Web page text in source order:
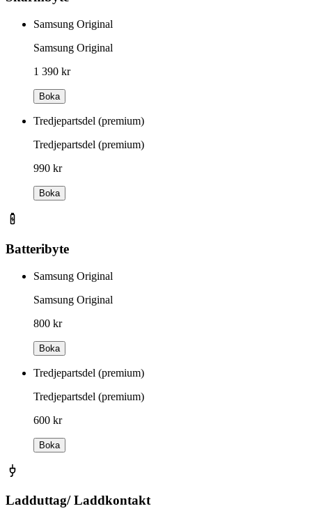
Samsung Original
Samsung Original
1 390 kr
Boka
Tredjepartsdel (premium)
Tredjepartsdel (premium)
990 kr
Boka
Batteribyte
Samsung Original
Samsung Original
800 kr
Boka
Tredjepartsdel (premium)
Tredjepartsdel (premium)
600 kr
Boka
Ladduttag/ Laddkontakt